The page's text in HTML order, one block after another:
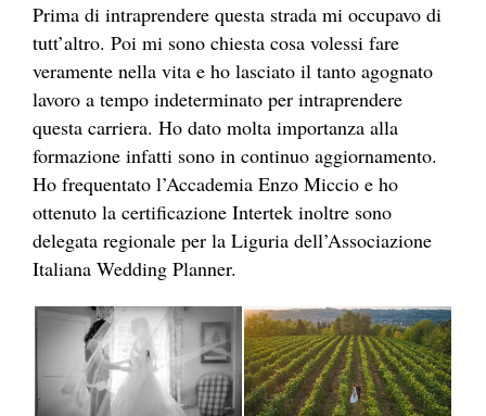
Prima di intraprendere questa strada mi occupavo di
tutt’altro. Poi mi sono chiesta cosa volessi fare
veramente nella vita e ho lasciato il tanto agognato
lavoro a tempo indeterminato per intraprendere
questa carriera. Ho dato molta importanza alla
formazione infatti sono in continuo aggiornamento.
Ho frequentato l’Accademia Enzo Miccio e ho
ottenuto la certificazione Intertek inoltre sono
delegata regionale per la Liguria dell’Associazione
Italiana Wedding Planner.